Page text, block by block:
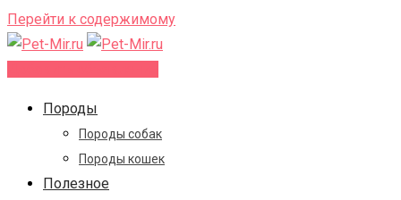
Перейти к содержимому
Породы
Породы собак
Породы кошек
Полезное